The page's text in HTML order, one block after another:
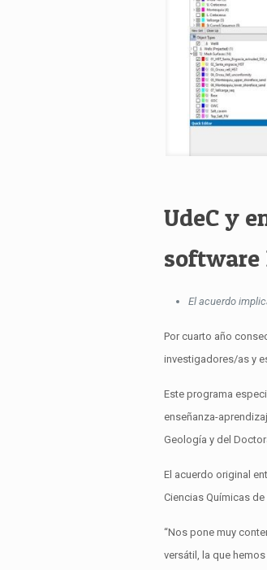
UdeC y
software
El acuerdo
Por cuarto año
investigadores/as y
Este programa
enseñanza-
Geología y del
El acuerdo original
Ciencias Químicas de
“Nos pone muy
versátil, la que